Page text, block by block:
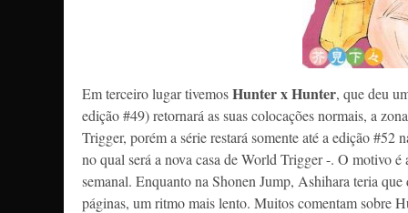
Em terceiro lugar tivemosHunter x Hunter, que deu
edição #49) retornará as suas colocações normais, a
Trigger, porém a série restará somente até a edição #52
no qual será a nova casa de World Trigger -. O motivo
semanal. Enquanto na Shonen Jump, Ashihara teria
páginas, um ritmo mais lento. Muitos comentam sobre